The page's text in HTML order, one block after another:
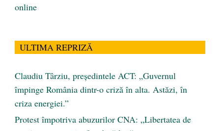
online
ULTIMA REPRIZĂ
Claudiu Târziu, președintele ACT: „Guvernul
împinge România dintr-o criză în alta. Astăzi, în
criza energiei.”
Protest împotriva abuzurilor CNA: „Libertatea de